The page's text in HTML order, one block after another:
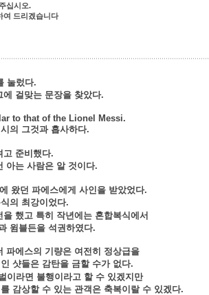
십시오.
드리겠습니다
눌렀다.
걸맞는 문장을 찾았다.
to that of the Lionel Messi.
의 그것과 흡사하다.
고 준비했다.
아는 사람은 알 것이다.
왔던 파에스에게 사인을 받았었다.
의 최강이었다.
했고 특히 작년에는 혼합복식에서
윔블든을 석권하였다.
파에스의 기량은 여전히 정상급을
샷들은 감탄을 금할 수가 없다.
이라면 불행이라고 할 수 있겠지만
감상할 수 있는 관객은 축복이랄 수 있겠다.